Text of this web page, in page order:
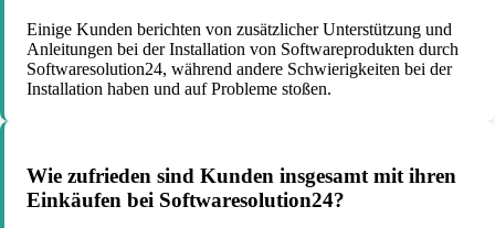
Einige Kunden berichten von zusätzlicher Unterstützung und
Anleitungen bei der Installation von Softwareprodukten durch
Softwaresolution24, während andere Schwierigkeiten bei der
Installation haben und auf Probleme stoßen.
Wie zufrieden sind Kunden insgesamt mit ihren
Einkäufen bei Softwaresolution24?